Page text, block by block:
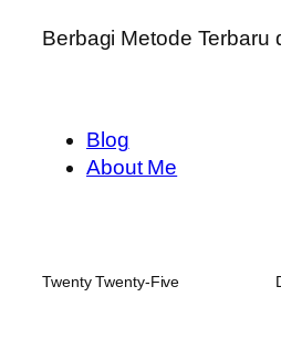
Berbagi Metode Terbaru
Blog
About Me
Twenty Twenty-Five